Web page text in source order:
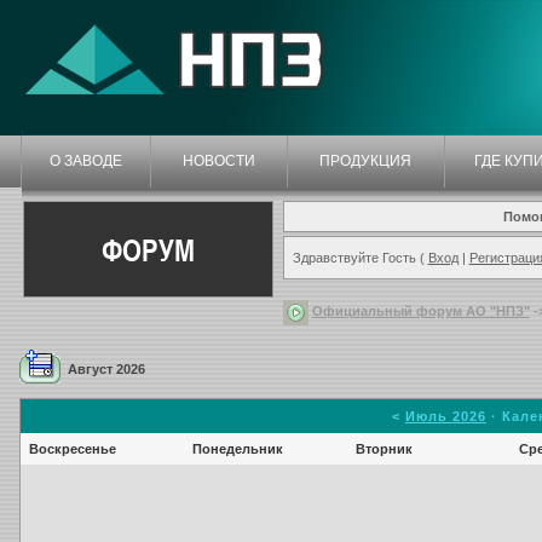
О ЗАВОДЕ НОВОСТИ ПРОДУКЦИЯ ГДЕ
ФОРУМ Здравствуйте Гость ( Вход|
Официальный форум АО "НПЗ"-
Август 2026
< Июль 2026 ·
Воскресенье Понедельник Вторник